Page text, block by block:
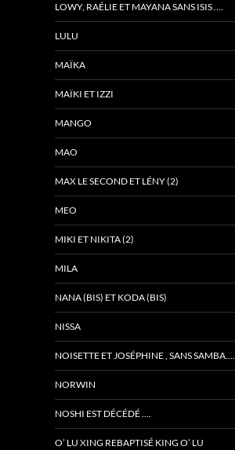
LOWY, RAÉLIE ET MAYANA SANS ISIS ….
LULU
MAÏKA
MAÏKI ET IZZI
MANGO
MAO
MAX LE SECOND ET LÉNY (2)
MEO
MIKI ET NIKITA (2)
MILA
NANA (BIS) ET KODA (BIS)
NISSA
NOISETTE ET JOSÉPHINE , SANS SAMBA….
NORWIN
NOSHI EST DÉCÉDÉ ….
O’ LU XING REBAPTISÉ KING O’ LU